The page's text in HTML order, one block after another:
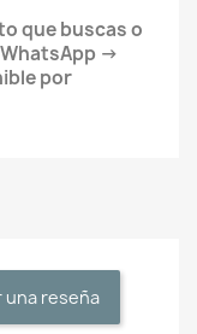
que buscas o
→
por
una reseña